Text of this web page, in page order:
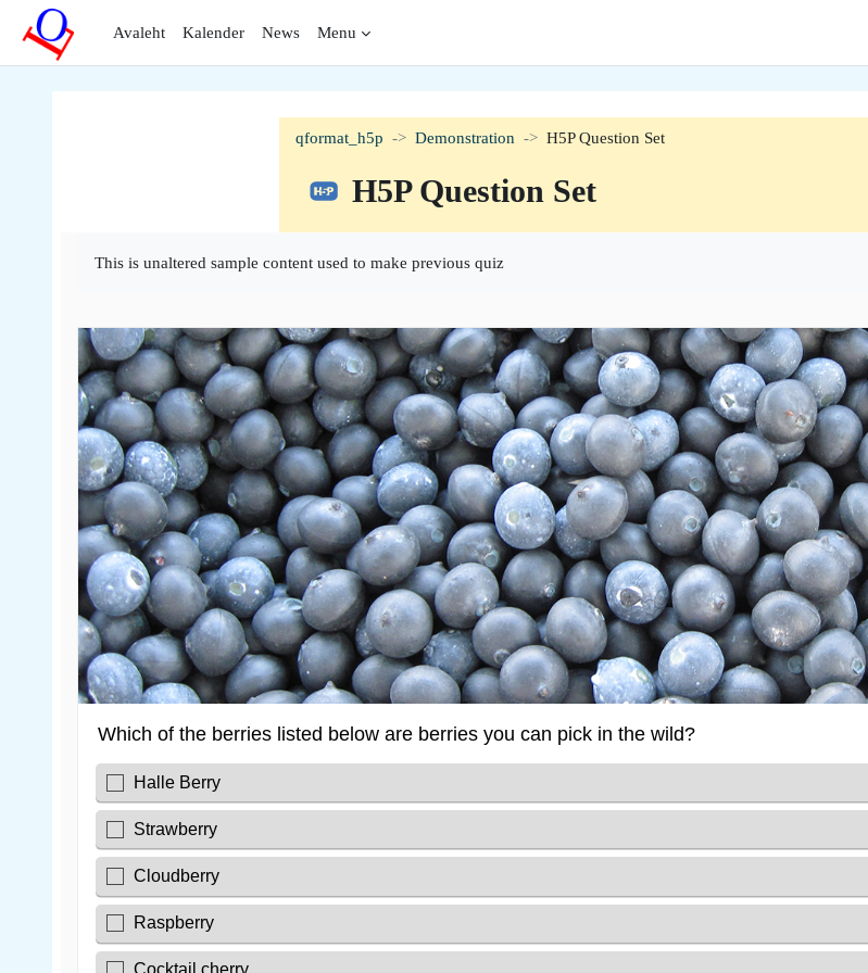
Jäta vahele peasisuni
Avaleht
Kalender News Menu
qformat_h5p Demonstration H5P Question Set
H5P Question Set
This is unaltered sample content used to make previous quiz